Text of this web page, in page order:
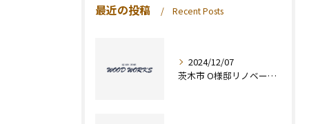
最近の投稿 Recent Posts
2024/12/07
茨木市 O様邸リノベーション